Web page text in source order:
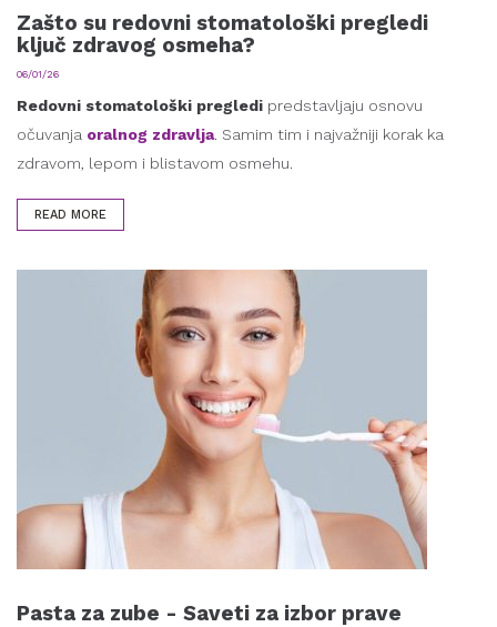
Zašto su redovni stomatološki pregledi
ključ zdravog osmeha?
06/01/26
Redovni stomatološki pregledi predstavljaju osnovu
očuvanja oralnog zdravlja. Samim tim i najvažniji korak ka
zdravom, lepom i blistavom osmehu.
READ MORE
Pasta za zube - Saveti za izbor prave